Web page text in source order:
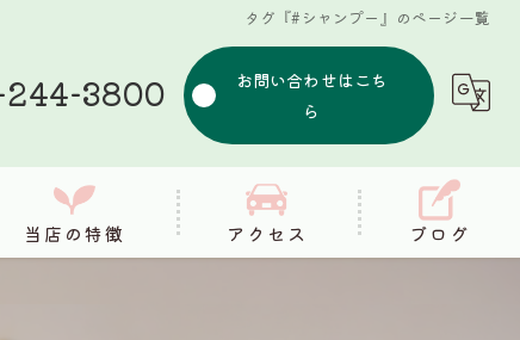
タグ『#シャンプー』のページ一覧
3800
お問い合わせはこち
ら
当店の特徴 アクセス ブログ